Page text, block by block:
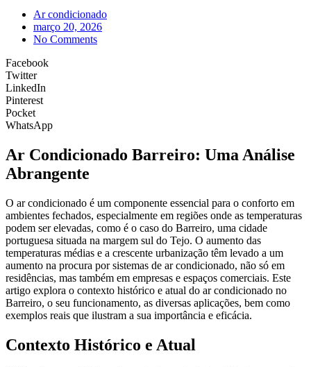
Ar condicionado
março 20, 2026
No Comments
Facebook
Twitter
LinkedIn
Pinterest
Pocket
WhatsApp
Ar Condicionado Barreiro: Uma Análise
Abrangente
O ar condicionado é um componente essencial para o conforto em
ambientes fechados, especialmente em regiões onde as temperaturas
podem ser elevadas, como é o caso do Barreiro, uma cidade
portuguesa situada na margem sul do Tejo. O aumento das
temperaturas médias e a crescente urbanização têm levado a um
aumento na procura por sistemas de ar condicionado, não só em
residências, mas também em empresas e espaços comerciais. Este
artigo explora o contexto histórico e atual do ar condicionado no
Barreiro, o seu funcionamento, as diversas aplicações, bem como
exemplos reais que ilustram a sua importância e eficácia.
Contexto Histórico e Atual